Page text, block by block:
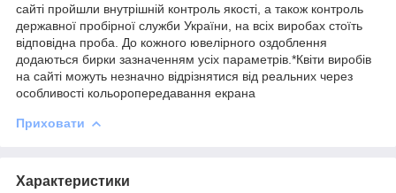
сайті пройшли внутрішній контроль якості, а також контроль
державної пробірної служби України, на всіх виробах стоїть
відповідна проба. До кожного ювелірного оздоблення
додаються бирки зазначенням усіх параметрів.*Квіти виробів
на сайті можуть незначно відрізнятися від реальних через
особливості кольоропередавання екрана
Приховати
Характеристики